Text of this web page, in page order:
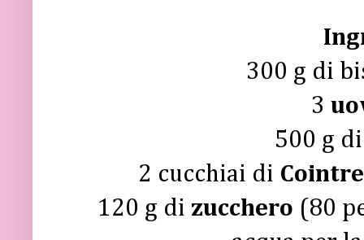
300 g di
3
500 g
2 cucchiai di
120 g di zucchero (80